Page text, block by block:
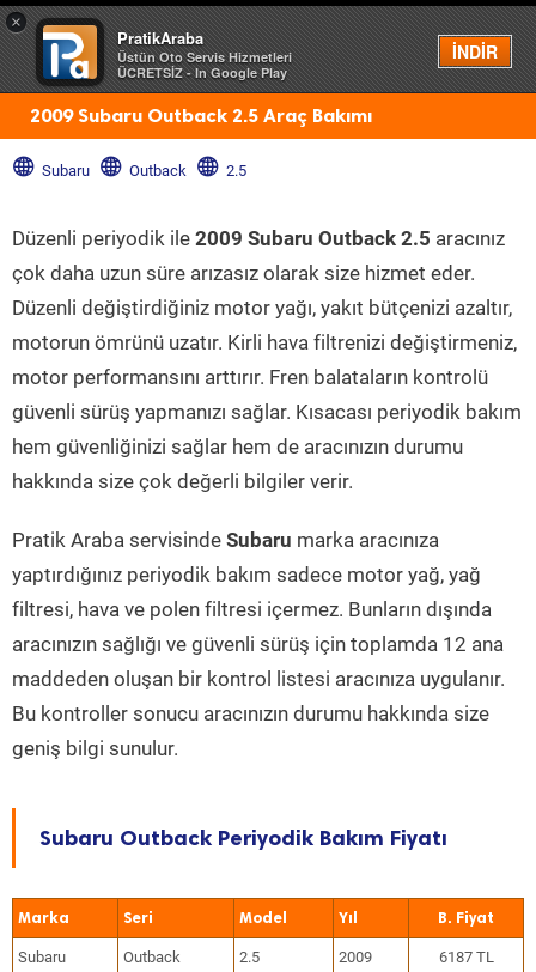
×
PratikAraba
Üstün Oto Servis Hizmetleri
ÜCRETSİZ - In Google Play
İNDİR
Menü
2009 Subaru Outback 2.5 Araç Bakımı
Subaru Outback 2.5
Düzenli periyodik ile 2009 Subaru Outback 2.5 aracınız
çok daha uzun süre arızasız olarak size hizmet eder.
Düzenli değiştirdiğiniz motor yağı, yakıt bütçenizi azaltır,
motorun ömrünü uzatır. Kirli hava filtrenizi değiştirmeniz,
motor performansını arttırır. Fren balataların kontrolü
güvenli sürüş yapmanızı sağlar. Kısacası periyodik bakım
hem güvenliğinizi sağlar hem de aracınızın durumu
hakkında size çok değerli bilgiler verir.
Pratik Araba servisinde Subaru marka aracınıza
yaptırdığınız periyodik bakım sadece motor yağ, yağ
filtresi, hava ve polen filtresi içermez. Bunların dışında
aracınızın sağlığı ve güvenli sürüş için toplamda 12 ana
maddeden oluşan bir kontrol listesi aracınıza uygulanır.
Bu kontroller sonucu aracınızın durumu hakkında size
geniş bilgi sunulur.
Subaru Outback Periyodik Bakım Fiyatı
Marka Seri Model Yıl
Subaru Outback 2.5 2009 6187 TL